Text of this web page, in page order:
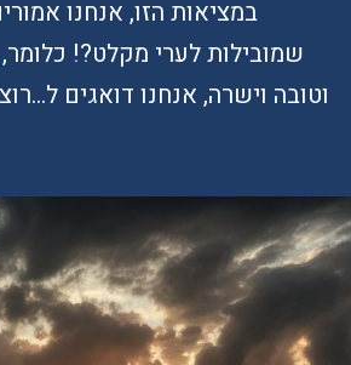
במציאות הזו, אנחנו
שמובילות לערי מקלט?!
וטובה וישרה, אנחנו דואגים